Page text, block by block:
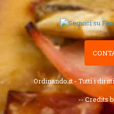
Ordinando.it - Tutti i
-- Credits